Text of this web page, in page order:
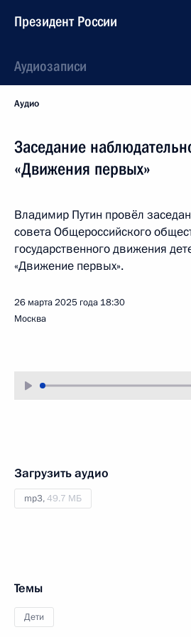
Президент России
Аудиозаписи
Аудио
Заседание
«Движения первых»
Владимир Путин провёл
совета Общероссийского
государственного движения
«Движение первых».
26 марта 2025 года 18:30
Москва
Загрузить аудио
mp3,49.7 МБ
Темы
Дети